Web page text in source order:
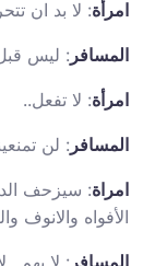
امرأة: لا بد ان
المسافر : ليس قبل
امرأة: لا تفعل..
المسافر : لن
امراة: سيزحف
الأفواه والانوف
المسافر : لا يهم..